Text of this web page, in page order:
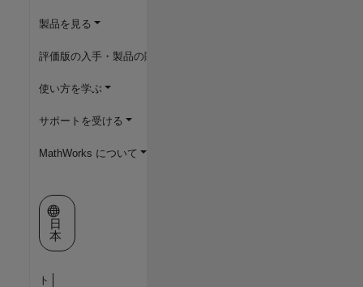
製品を見る
評価版の入手・製品の購入
使い方を学ぶ
サポートを受ける
MathWorks について
Web サイトの選択
日
本
ト